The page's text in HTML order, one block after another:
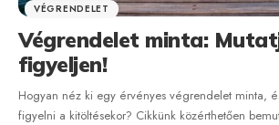
VÉGRENDELET
Végrendelet minta:
figyeljen!
Hogyan néz ki egy érvényes végrendelet minta,
figyelni a kitöltésekor? Cikkünk közérthetően